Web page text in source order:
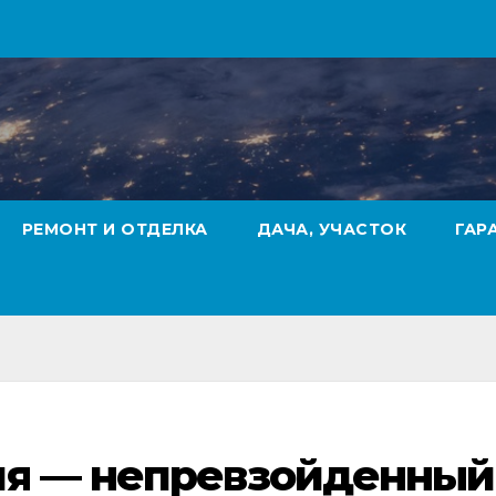
РЕМОНТ И ОТДЕЛКА ДАЧА, УЧАСТОК
— непревзойденный